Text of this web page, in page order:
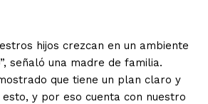
hijos crezcan en un ambiente
señaló una madre de familia.
que tiene un plan claro y
y por eso cuenta con nuestro